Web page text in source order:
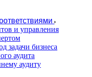
и управления
задачи бизнеса
аудита
аудиту